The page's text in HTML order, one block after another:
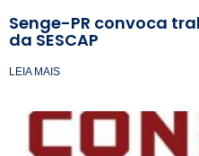
Senge-PR convoca
da SESCAP
LEIA MAIS